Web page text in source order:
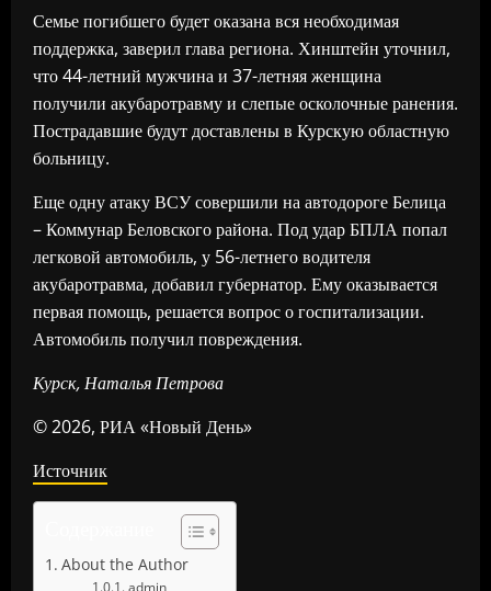
Семье погибшего будет оказана вся необходимая
поддержка, заверил глава региона. Хинштейн уточнил,
что 44-летний мужчина и 37-летняя женщина
получили акубаротравму и слепые осколочные ранения.
Пострадавшие будут доставлены в Курскую областную
больницу.
Еще одну атаку ВСУ совершили на автодороге Белица
– Коммунар Беловского района. Под удар БПЛА попал
легковой автомобиль, у 56-летнего водителя
акубаротравма, добавил губернатор. Ему оказывается
первая помощь, решается вопрос о госпитализации.
Автомобиль получил повреждения.
Курск, Наталья Петрова
© 2026, РИА «Новый День»
Источник
About the Author
admin